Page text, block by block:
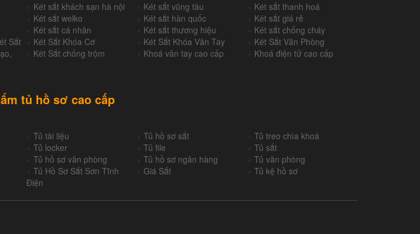
Két sắt khách sạn hà nội Két sắt vũng tàu
Két sắt thanh hoá
Két sắt welko Két sắt hàn quốc
Két sắt giá rẻ
Két sắt cá nhân Két sắt thương hiệu
Két sắt chống cháy
Sắt Két Sắt Khóa Cơ Két Sắt Khóa Vân Tay
Két Sắt Văn Phòng
Két Sắt chống trộm Khoá vân tay cao cấp Khoá điện tử cao cấp
tủ hồ sơ cao cấp
Tủ tài liệu +Tủ hồ sơ sắt
Tủ treo chìa khoá
Tủ locker +Tủ file
Tủ sắt
Tủ hồ sơ văn phòng +Tủ hồ sơ ngân hàng
Tủ văn phòng
Tủ Hồ Sơ Sắt Sơn Tĩnh
Điện
+Giá Sắt Tủ kệ hồ sơ